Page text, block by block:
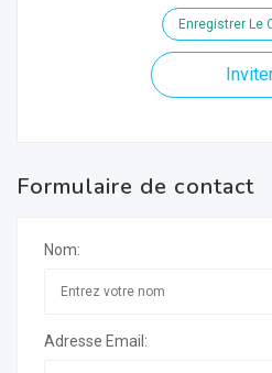
Enregistrer Le
Formulaire de contact
Nom:
Adresse Email: